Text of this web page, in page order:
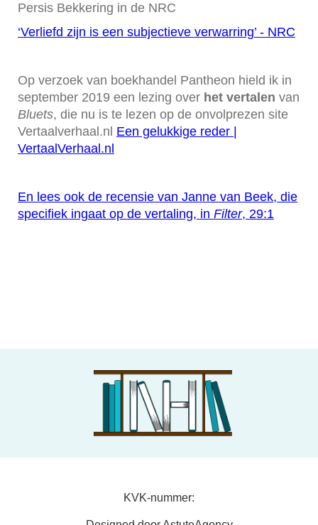
Persis Bekkering in de NRC
‘Verliefd zijn is een subjectieve verwarring’ - NRC
Op verzoek van boekhandel Pantheon hield ik in
september 2019 een lezing over het vertalen van
Bluets, die nu is te lezen op de onvolprezen site
Vertaalverhaal.nl Een gelukkige reder |
VertaalVerhaal.nl
En lees ook de recensie van Janne van Beek, die
specifiek ingaat op de vertaling, in Filter, 29:1
KVK-nummer: